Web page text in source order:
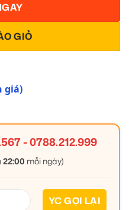
GIỎ
giá)
-0788.212.999
22:00 mỗi ngày)